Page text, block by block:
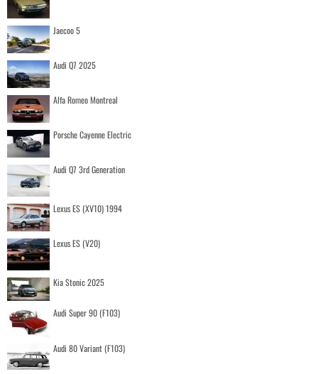
Jaecoo 5
Audi Q7 2025
Alfa Romeo Montreal
Porsche Cayenne Electric
Audi Q7 3rd Generation
Lexus ES (XV10) 1994
Lexus ES (V20)
Kia Stonic 2025
Audi Super 90 (F103)
Audi 80 Variant (F103)